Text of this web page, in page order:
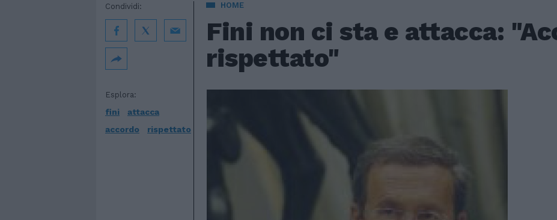
HOME
Fini non ci sta e attacca:
rispettato"
Esplora:
fini
attacca
accordo
rispettato
Condividi: